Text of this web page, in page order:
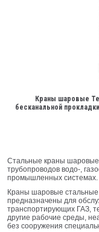
Краны шаровые
бесканальной
Стальные краны
трубопроводов водо-,
промышленных системах.
Краны шаровые
предназначены для
транспортирующих ГАЗ,
другие рабочие среды,
без сооружения